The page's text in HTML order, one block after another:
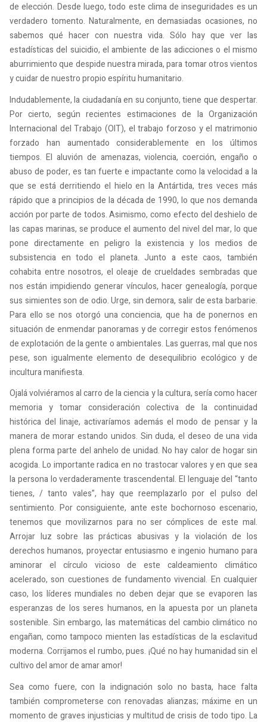
de elección. Desde luego, todo este clima de inseguridades es un
verdadero tomento. Naturalmente, en demasiadas ocasiones, no
sabemos qué hacer con nuestra vida. Sólo hay que ver las
estadísticas del suicidio, el ambiente de las adicciones o el mismo
aburrimiento que despide nuestra mirada, para tomar otros vientos
y cuidar de nuestro propio espíritu humanitario.
Indudablemente, la ciudadanía en su conjunto, tiene que despertar.
Por cierto, según recientes estimaciones de la Organización
Internacional del Trabajo (OIT), el trabajo forzoso y el matrimonio
forzado han aumentado considerablemente en los últimos
tiempos. El aluvión de amenazas, violencia, coerción, engaño o
abuso de poder, es tan fuerte e impactante como la velocidad a la
que se está derritiendo el hielo en la Antártida, tres veces más
rápido que a principios de la década de 1990, lo que nos demanda
acción por parte de todos. Asimismo, como efecto del deshielo de
las capas marinas, se produce el aumento del nivel del mar, lo que
pone directamente en peligro la existencia y los medios de
subsistencia en todo el planeta. Junto a este caos, también
cohabita entre nosotros, el oleaje de crueldades sembradas que
nos están impidiendo generar vínculos, hacer genealogía, porque
sus simientes son de odio. Urge, sin demora, salir de esta barbarie.
Para ello se nos otorgó una conciencia, que ha de ponernos en
situación de enmendar panoramas y de corregir estos fenómenos
de explotación de la gente o ambientales. Las guerras, mal que nos
pese, son igualmente elemento de desequilibrio ecológico y de
incultura manifiesta.
Ojalá volviéramos al carro de la ciencia y la cultura, sería como hacer
memoria y tomar consideración colectiva de la continuidad
histórica del linaje, activaríamos además el modo de pensar y la
manera de morar estando unidos. Sin duda, el deseo de una vida
plena forma parte del anhelo de unidad. No hay calor de hogar sin
acogida. Lo importante radica en no trastocar valores y en que sea
la persona lo verdaderamente trascendental. El lenguaje del “tanto
tienes, / tanto vales”, hay que reemplazarlo por el pulso del
sentimiento. Por consiguiente, ante este bochornoso escenario,
tenemos que movilizarnos para no ser cómplices de este mal.
Arrojar luz sobre las prácticas abusivas y la violación de los
derechos humanos, proyectar entusiasmo e ingenio humano para
aminorar el círculo vicioso de este caldeamiento climático
acelerado, son cuestiones de fundamento vivencial. En cualquier
caso, los líderes mundiales no deben dejar que se evaporen las
esperanzas de los seres humanos, en la apuesta por un planeta
sostenible. Sin embargo, las matemáticas del cambio climático no
engañan, como tampoco mienten las estadísticas de la esclavitud
moderna. Corrijamos el rumbo, pues. ¡Qué no hay humanidad sin el
cultivo del amor de amar amor!
Sea como fuere, con la indignación solo no basta, hace falta
también comprometerse con renovadas alianzas; máxime en un
momento de graves injusticias y multitud de crisis de todo tipo. La